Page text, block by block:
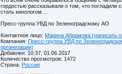
гордостью рассказывали о том, что
стать кинологом…
Пресс-группа УВД по Зеленоградскому АО
Контактное лицо: Марина Абрамова (написать
Компания: Пресс-группа УВД по
организации)
Добавлен: 10:37, 01.06.2017
Количество просмотров: 1472
Страна: Россия